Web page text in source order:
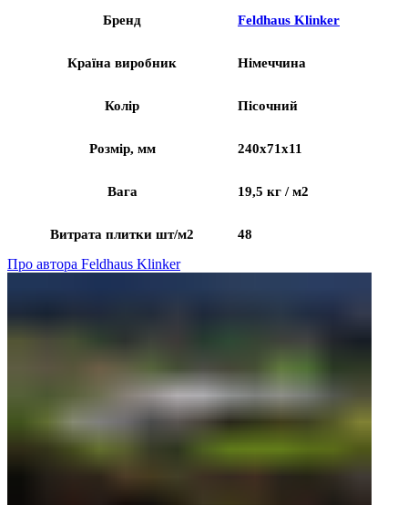
Бренд Feldhaus Klinker
Країна виробник Німеччина
Колір Пісочний
Розмір, мм 240x71x11
Вага 19,5 кг / м2
Витрата плитки шт/м2 48
Про автора Feldhaus Klinker